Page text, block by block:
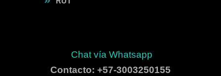
Chat vía Whatsapp
Contacto: +57-3003250155